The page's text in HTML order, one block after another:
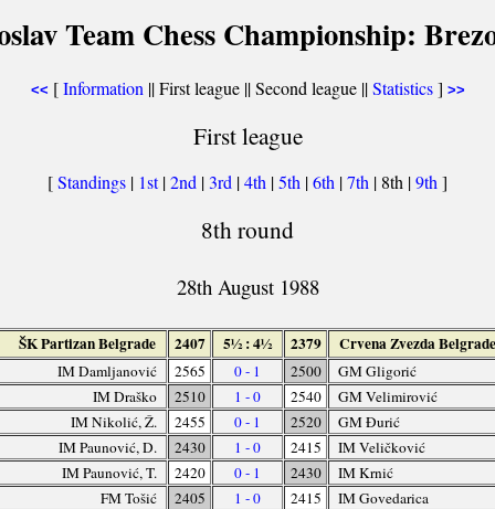
Team Chess Championship:
<< [Information || First league ||Second league||Statistics] >>
First league
[Standings | 1st|2nd |3rd |4th |5th |6th |7th | 8th |9th]
8th round
28th August 1988
ŠK Partizan Belgrade 2407 5½ : 4½ 2379 Crvena Zvezda Belgrade
IM Damljanović 2565 0 - 1 2500
GM Gligorić
IM Draško
2510 1 - 0 2540
GM Velimirović
IM Nikolić, Ž.
2455 0 - 1 2520
GM Đurić
IM Paunović, D.
2430 1 - 0 2415
IM Veličković
IM Paunović, T.
2420 0 - 1 2430
IM Krnić
FM Tošić
2405 1 - 0 2415
IM Govedarica